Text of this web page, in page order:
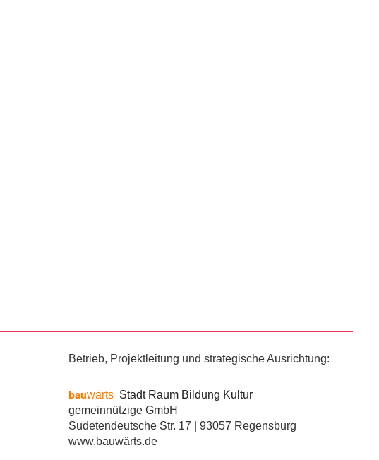
Betrieb, Projektleitung und strategische Ausrichtung:
bauwärtsStadt Raum Bildung Kultur
gemeinnützige GmbH
Sudetendeutsche Str. 17 | 93057 Regensburg
www.bauwärts.de